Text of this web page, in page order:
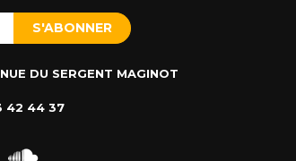
DU SERGENT MAGINOT
42 44 37